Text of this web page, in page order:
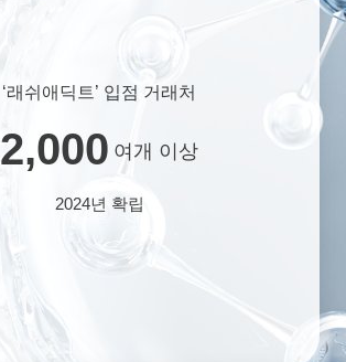
‘래쉬애딕트’ 입점 거래처
2,000 여개 이상
2024년 확립